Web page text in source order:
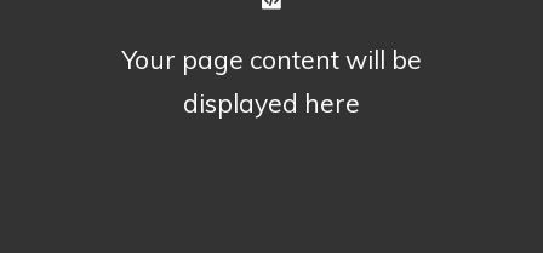
Your page content will be
displayed here